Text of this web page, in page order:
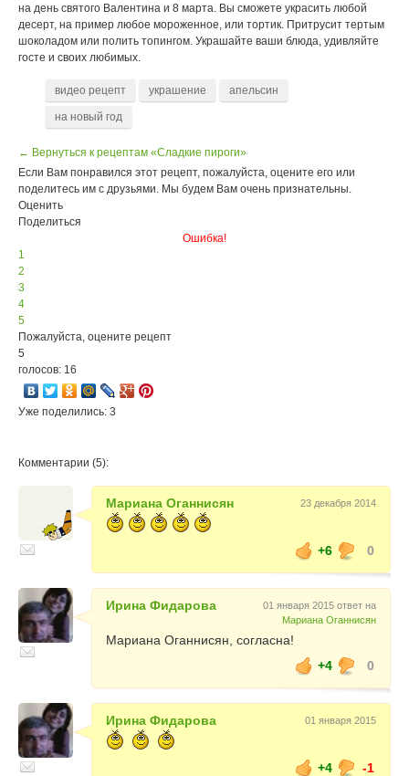
на день святого Валентина и 8 марта. Вы сможете украсить любой
десерт, на пример любое мороженное, или тортик. Притрусит тертым
шоколадом или полить топингом. Украшайте ваши блюда, удивляйте
госте и своих любимых.
видео рецепт украшение апельсин
на новый год
← Вернуться к рецептам «Сладкие пироги»
Если Вам понравился этот рецепт, пожалуйста, оцените его или
поделитесь им с друзьями. Мы будем Вам очень признательны.
Оценить
Поделиться
Ошибка!
1
2
3
4
5
Пожалуйста, оцените рецепт
5
голосов: 16
Уже поделились: 3
Комментарии (5):
Мариана Оганнисян 23 декабря 2014
+6 0
Ирина Фидарова
01 января 2015 ответ на
Мариана Оганнисян
Мариана Оганнисян, согласна!
+4
0
Ирина Фидарова 01 января 2015
+4 -1